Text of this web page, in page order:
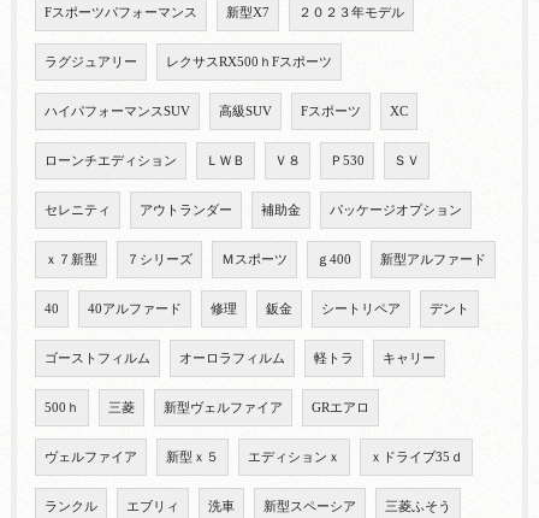
Fスポーツパフォーマンス 新型X7 ２０２３年モデル
ラグジュアリー レクサスRX500ｈFスポーツ
ハイパフォーマンスSUV 高級SUV Fスポーツ XC
ローンチエディション ＬＷＢ Ｖ８ Ｐ530 ＳＶ
セレニティ アウトランダー 補助金 パッケージオプション
ｘ７新型 ７シリーズ Ｍスポーツ ｇ400 新型アルファード
40 40アルファード 修理 鈑金 シートリペア デント
ゴーストフィルム オーロラフィルム 軽トラ キャリー
500ｈ 三菱 新型ヴェルファイア GRエアロ
ヴェルファイア 新型ｘ５ エディションｘ ｘドライブ35ｄ
ランクル エブリィ 洗車 新型スペーシア 三菱ふそう